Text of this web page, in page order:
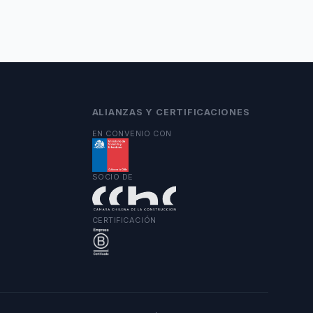
ALIANZAS Y CERTIFICACIONES
EN CONVENIO CON
SOCIO DE
CERTIFICACIÓN